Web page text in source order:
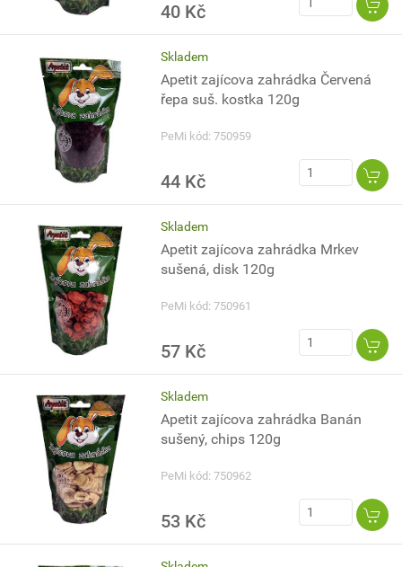
40 Kč
Skladem
Apetit zajícova zahrádka Červená
řepa suš. kostka 120g
PeMi kód: 750959
44 Kč
Skladem
Apetit zajícova zahrádka Mrkev
sušená, disk 120g
PeMi kód: 750961
57 Kč
Skladem
Apetit zajícova zahrádka Banán
sušený, chips 120g
PeMi kód: 750962
53 Kč